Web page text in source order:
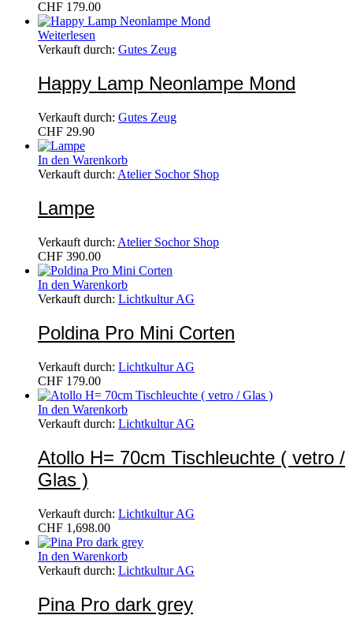
CHF 179.00
Weiterlesen
Verkauft durch: Gutes Zeug
Happy Lamp Neonlampe Mond
Verkauft durch: Gutes Zeug
CHF 29.90
In den Warenkorb
Verkauft durch: Atelier Sochor Shop
Lampe
Verkauft durch: Atelier Sochor Shop
CHF 390.00
In den Warenkorb
Verkauft durch: Lichtkultur AG
Poldina Pro Mini Corten
Verkauft durch: Lichtkultur AG
CHF 179.00
In den Warenkorb
Verkauft durch: Lichtkultur AG
Atollo H= 70cm Tischleuchte ( vetro /
Glas )
Verkauft durch: Lichtkultur AG
CHF 1,698.00
In den Warenkorb
Verkauft durch: Lichtkultur AG
Pina Pro dark grey